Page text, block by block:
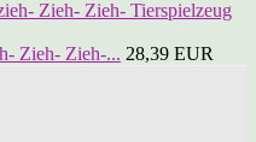
Zieh- Zieh-... 28,39 EUR